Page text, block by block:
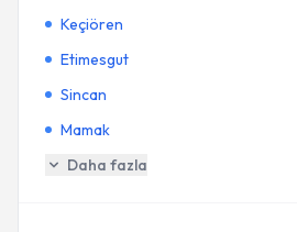
Keçiören
Etimesgut
Sincan
Mamak
Daha fazla